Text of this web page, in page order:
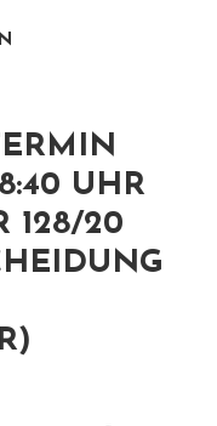
UHR
128/20